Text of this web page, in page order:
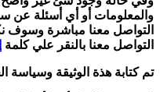
والمعلومات أو أي أسئلة عن
التواصل معنا مباشرة وسوف
التواصل معنا بالنقر علي كلمة
تم كتابة هذة الوثيقة